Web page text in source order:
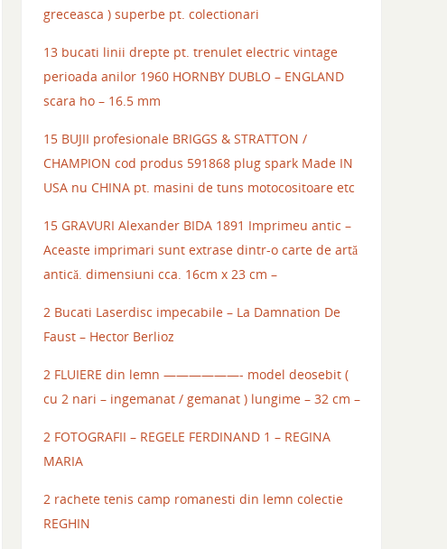
greceasca ) superbe pt. colectionari
13 bucati linii drepte pt. trenulet electric vintage
perioada anilor 1960 HORNBY DUBLO – ENGLAND
scara ho – 16.5 mm
15 BUJII profesionale BRIGGS & STRATTON /
CHAMPION cod produs 591868 plug spark Made IN
USA nu CHINA pt. masini de tuns motocositoare etc
15 GRAVURI Alexander BIDA 1891 Imprimeu antic –
Aceaste imprimari sunt extrase dintr-o carte de artă
antică. dimensiuni cca. 16cm x 23 cm –
2 Bucati Laserdisc impecabile – La Damnation De
Faust – Hector Berlioz
2 FLUIERE din lemn ——————- model deosebit (
cu 2 nari – ingemanat / gemanat ) lungime – 32 cm –
2 FOTOGRAFII – REGELE FERDINAND 1 – REGINA
MARIA
2 rachete tenis camp romanesti din lemn colectie
REGHIN